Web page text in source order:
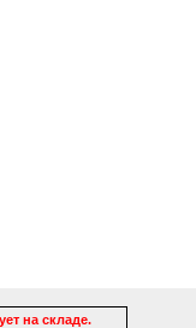
на складе.